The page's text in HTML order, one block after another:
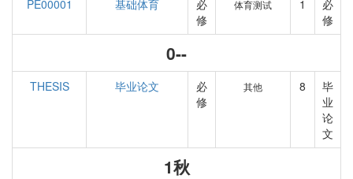
PE00001
基础体育
必
修
体育测试 1
必
修
0--
THESIS 毕业论文
必
修
其他 8
毕
业
论
文
1秋